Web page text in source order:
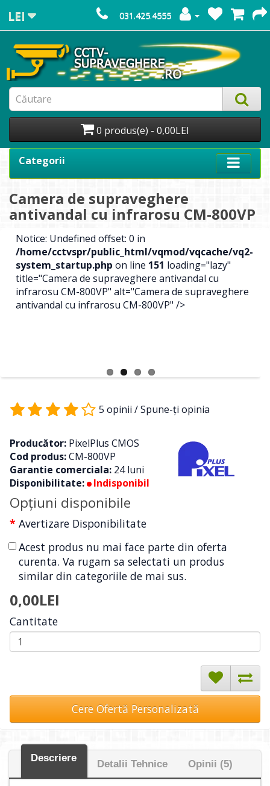
LEI 031.425.4555
0 produs(e) - 0,00LEI
Categorii
Camera de supraveghere
antivandal cu infrarosu CM-800VP
Notice: Undefined offset: 0 in
/home/cctvspr/public_html/vqmod/vqcache/vq2-
system_startup.php on line 151 loading="lazy"
title="Camera de supraveghere antivandal cu
infrarosu CM-800VP" alt="Camera de supraveghere
antivandal cu infrarosu CM-800VP" />
5 opinii /Spune-ţi opinia
Producător: PixelPlus CMOS
Cod produs:CM-800VP
Garantie comerciala: 24 luni
Disponibilitate:
Indisponibil
Opţiuni disponibile
Avertizare Disponibilitate
Acest produs nu mai face parte din oferta
curenta. Va rugam sa selectati un produs
similar din categoriile de mai sus.
0,00LEI
Cantitate
Cere Ofertă Personalizată
Descriere
Detalii Tehnice Opinii (5)